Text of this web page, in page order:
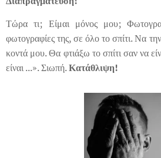
Τώρα τι; Είμαι μόνος μου;
φωτογραφίες της, σε όλο το σπίτι. Να
κοντά μου. Θα φτιάξω το σπίτι σαν να
είναι ...». Σιωπή.Κατάθλιψη!